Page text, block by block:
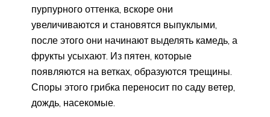
пурпурного оттенка, вскоре они
увеличиваются и становятся выпуклыми,
после этого они начинают выделять камедь, а
фрукты усыхают. Из пятен, которые
появляются на ветках, образуются трещины.
Споры этого грибка переносит по саду ветер,
дождь, насекомые.